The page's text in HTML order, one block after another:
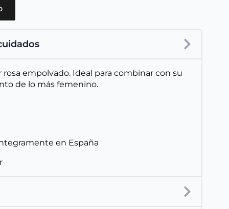
rosa empolvado. Ideal para combinar con su
de lo más femenino.
en España